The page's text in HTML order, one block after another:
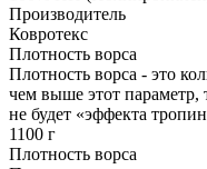
Производитель
Ковротекс
Плотность ворса
Плотность ворса - это
чем выше этот
не будет «эффекта
1100 г
Плотность ворса